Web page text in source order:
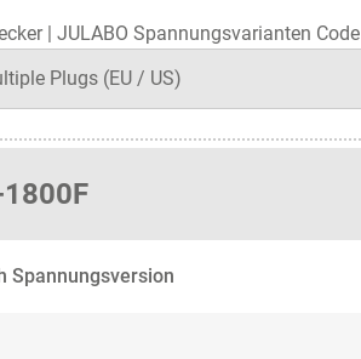
| JULABO Spannungsvarianten Code
Spannungsversion